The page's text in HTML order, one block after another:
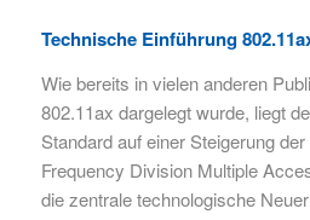
Technische Einführung
Wie bereits in vielen anderen
802.11ax dargelegt wurde, liegt
Standard auf einer Steigerung
Frequency Division Multiple
die zentrale technologische